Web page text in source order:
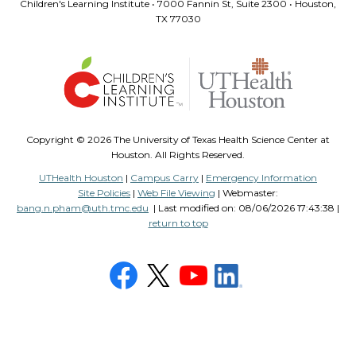
Children's Learning Institute • 7000 Fannin St, Suite 2300 • Houston,
TX 77030
Copyright © 2026 The University of Texas Health Science Center at
Houston. All Rights Reserved.
UTHealth Houston | Campus Carry | Emergency Information
Site Policies | Web File Viewing | Webmaster:
bang.n.pham@uth.tmc.edu | Last modified on: 08/06/2026 17:43:38 |
return to top